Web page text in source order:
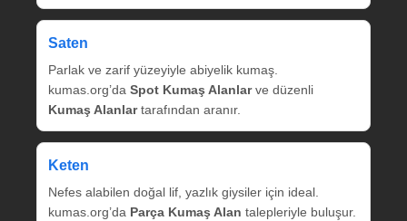
Saten
Parlak ve zarif yüzeyiyle abiyelik kumaş.
kumas.org’da Spot Kumaş Alanlarve düzenli
Kumaş Alanlartarafından aranır.
Keten
Nefes alabilen doğal lif, yazlık giysiler için ideal.
kumas.org’da Parça Kumaş Alan talepleriyle buluşur.